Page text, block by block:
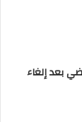
بعد إلغاء